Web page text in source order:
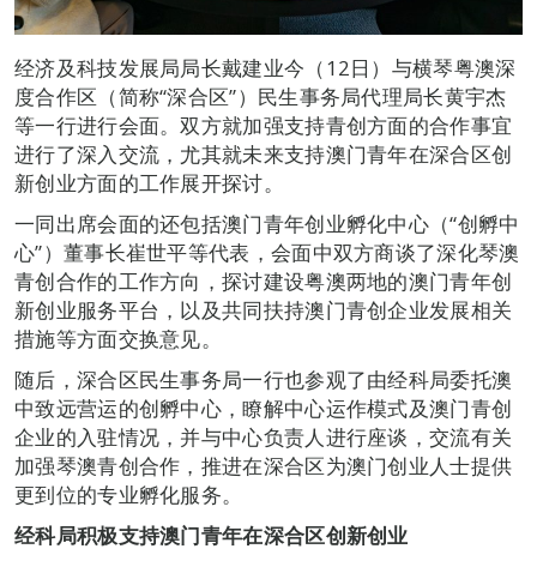
经济及科技发展局局长戴建业今（12日）与横琴粤澳深
度合作区（简称“深合区”）民生事务局代理局长黄宇杰
等一行进行会面。双方就加强支持青创方面的合作事宜
进行了深入交流，尤其就未来支持澳门青年在深合区创
新创业方面的工作展开探讨。
一同出席会面的还包括澳门青年创业孵化中心（“创孵中
心”）董事长崔世平等代表，会面中双方商谈了深化琴澳
青创合作的工作方向，探讨建设粤澳两地的澳门青年创
新创业服务平台，以及共同扶持澳门青创企业发展相关
措施等方面交换意见。
随后，深合区民生事务局一行也参观了由经科局委托澳
中致远营运的创孵中心，瞭解中心运作模式及澳门青创
企业的入驻情况，并与中心负责人进行座谈，交流有关
加强琴澳青创合作，推进在深合区为澳门创业人士提供
更到位的专业孵化服务。
经科局积极支持澳门青年在深合区创新创业